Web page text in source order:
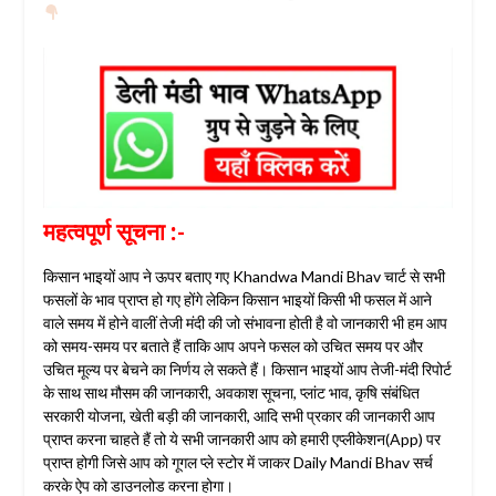
महत्वपूर्ण सूचना :-
किसान भाइयों आप ने ऊपर बताए गए Khandwa Mandi Bhav चार्ट से सभी
फसलों के भाव प्राप्त हो गए होंगे लेकिन किसान भाइयों किसी भी फसल में आने
वाले समय में होने वालीं तेजी मंदी की जो संभावना होती है वो जानकारी भी हम आप
को समय-समय पर बताते हैं ताकि आप अपने फसल को उचित समय पर और
उचित मूल्य पर बेचने का निर्णय ले सकते हैं। किसान भाइयों आप तेजी-मंदी रिपोर्ट
के साथ साथ मौसम की जानकारी, अवकाश सूचना, प्लांट भाव, कृषि संबंधित
सरकारी योजना, खेती बड़ी की जानकारी, आदि सभी प्रकार की जानकारी आप
प्राप्त करना चाहते हैं तो ये सभी जानकारी आप को हमारी एप्लीकेशन(App) पर
प्राप्त होगी जिसे आप को गूगल प्ले स्टोर में जाकर Daily Mandi Bhav सर्च
करके ऐप को डाउनलोड करना होगा।